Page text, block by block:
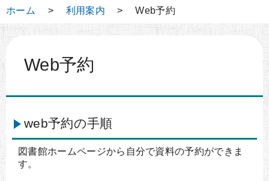
ホーム > 利用案内 > Web予約
Web予約
web予約の手順
図書館ホームページから自分で資料の予約ができま
す。